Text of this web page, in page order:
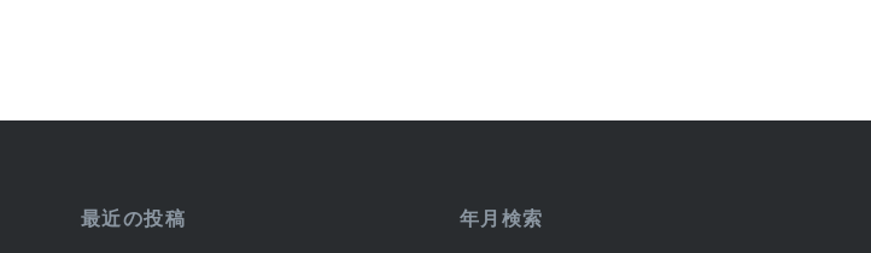
最近の投稿 年月検索